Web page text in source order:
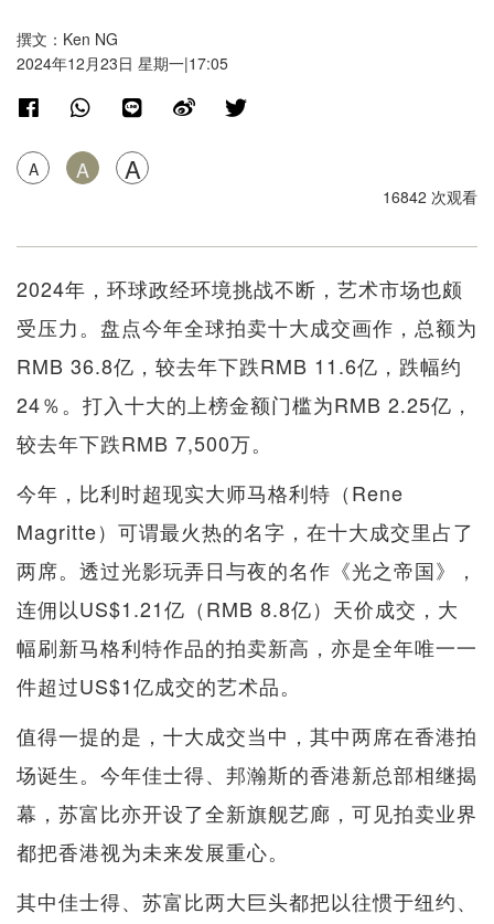
撰文：Ken NG
2024年12月23日 星期一|17:05
A A A
16842 次观看
2024年，环球政经环境挑战不断，艺术市场也颇
受压力。盘点今年全球拍卖十大成交画作，总额为
RMB 36.8亿，较去年下跌RMB 11.6亿，跌幅约
24％。打入十大的上榜金额门槛为RMB 2.25亿，
较去年下跌RMB 7,500万。
今年，比利时超现实大师马格利特（Rene
Magritte）可谓最火热的名字，在十大成交里占了
两席。透过光影玩弄日与夜的名作《光之帝国》，
连佣以US$1.21亿（RMB 8.8亿）天价成交，大
幅刷新马格利特作品的拍卖新高，亦是全年唯一一
件超过US$1亿成交的艺术品。
值得一提的是，十大成交当中，其中两席在香港拍
场诞生。今年佳士得、邦瀚斯的香港新总部相继揭
幕，苏富比亦开设了全新旗舰艺廊，可见拍卖业界
都把香港视为未来发展重心。
其中佳士得、苏富比两大巨头都把以往惯于纽约、